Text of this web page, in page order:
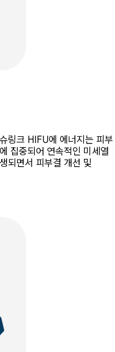
링크 HIFU에 에너지는 피부
집중되어 연속적인 미세열
되면서 피부결 개선 및